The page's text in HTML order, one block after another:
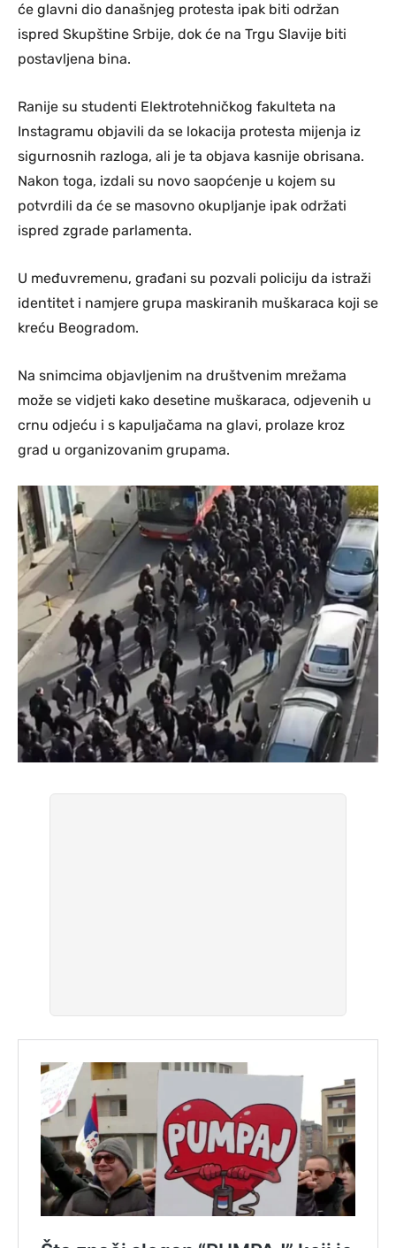
će glavni dio današnjeg protesta ipak biti održan
ispred Skupštine Srbije, dok će na Trgu Slavije biti
postavljena bina.
Ranije su studenti Elektrotehničkog fakulteta na
Instagramu objavili da se lokacija protesta mijenja iz
sigurnosnih razloga, ali je ta objava kasnije obrisana.
Nakon toga, izdali su novo saopćenje u kojem su
potvrdili da će se masovno okupljanje ipak održati
ispred zgrade parlamenta.
U međuvremenu, građani su pozvali policiju da istraži
identitet i namjere grupa maskiranih muškaraca koji se
kreću Beogradom.
Na snimcima objavljenim na društvenim mrežama
može se vidjeti kako desetine muškaraca, odjevenih u
crnu odjeću i s kapuljačama na glavi, prolaze kroz
grad u organizovanim grupama.